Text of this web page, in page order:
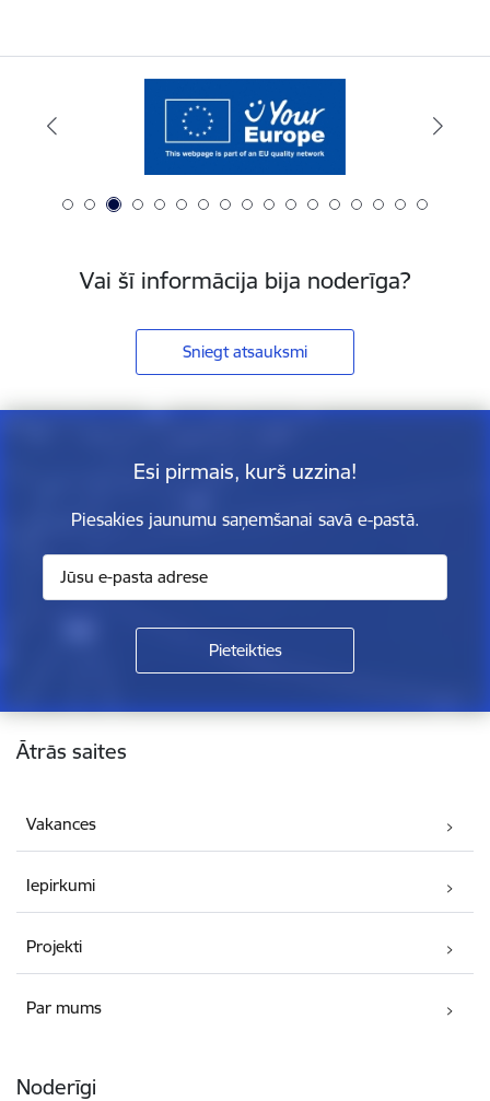
Vai šī informācija bija noderīga?
Sniegt atsauksmi
Esi pirmais, kurš uzzina!
Piesakies jaunumu saņemšanai savā e-pastā.
Kājene
Ātrās saites
Vakances
Iepirkumi
Projekti
Par mums
Noderīgi